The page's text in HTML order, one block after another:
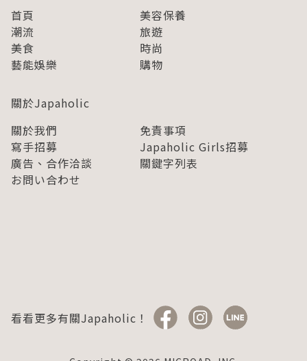
首頁
美容保養
潮流
旅遊
美食
時尚
藝能娛樂
購物
關於Japaholic
關於我們
免責事項
寫手招募
Japaholic Girls招募
廣告、合作洽談
關鍵字列表
お問い合わせ
看看更多有關Japaholic！